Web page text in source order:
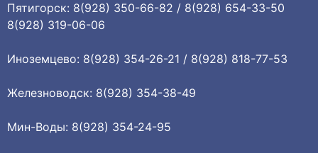
Пятигорск: 8(928) 350-66-82 / 8(928) 654-33-50
8(928) 319-06-06
Иноземцево: 8(928) 354-26-21 / 8(928) 818-77-53
Железноводск: 8(928) 354-38-49
Мин-Воды: 8(928) 354-24-95